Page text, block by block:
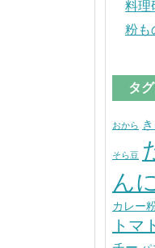
料理
粉も
タグ
おから
そら豆
ん
カレー
トマ